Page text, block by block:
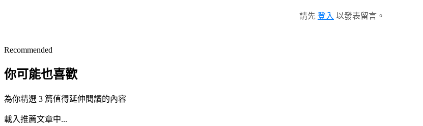
請先 登入 以發表留言。
Recommended
你可能也喜歡
為你精選 3 篇值得延伸閱讀的內容
載入推薦文章中...